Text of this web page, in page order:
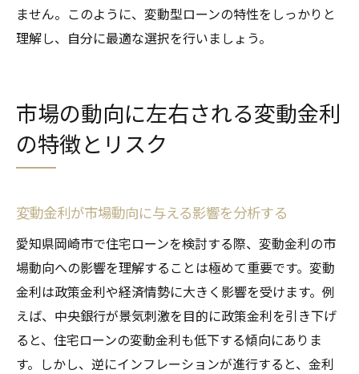
ません。このように、変動型ローンの特性をしっかりと
理解し、自分に最適な選択を行いましょう。
市場の動向に左右される変動金利
の特徴とリスク
変動金利が市場動向に与える影響を分析する
愛知県岡崎市で住宅ローンを検討する際、変動金利の市
場動向への影響を理解することは極めて重要です。変動
金利は政策金利や経済情勢に大きく影響を受けます。例
えば、中央銀行が景気刺激を目的に政策金利を引き下げ
ると、住宅ローンの変動金利も低下する傾向にありま
す。しかし、逆にインフレーションが進行すると、金利